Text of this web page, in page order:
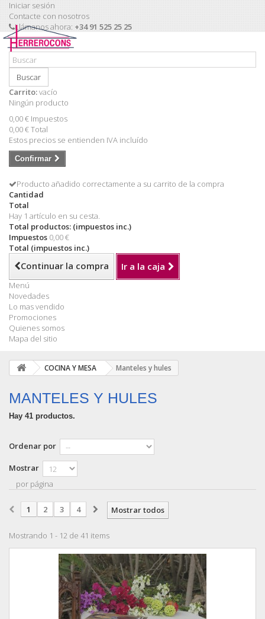
Iniciar sesión
Contacte con nosotros
Llámanos ahora: +34 91 525 25 25
Buscar
Carrito:vacío
Ningún producto
0,00 € Impuestos
0,00 €Total
Estos precios se entienden IVA incluído
Confirmar
Producto añadido correctamente a su carrito de la compra
Cantidad
Total
Hay 1 artículo en su cesta.
Total productos: (impuestos inc.)
Impuestos 0,00 €
Total (impuestos inc.)
Continuar la compra Ir a la caja
Menú
Novedades
Lo mas vendido
Promociones
Quienes somos
Mapa del sitio
COCINA Y MESA Manteles y hules
MANTELES Y HULES
Hay 41 productos.
Ordenar por
Mostrar
por página
Mostrar todos
1 2 3 4
Mostrando 1 - 12 de 41 items